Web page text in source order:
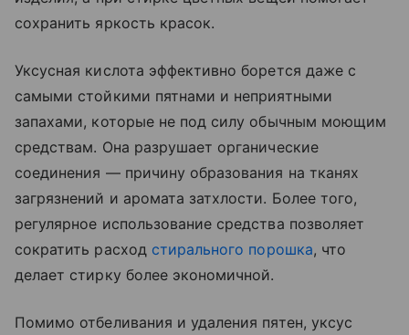
сохранить яркость красок.
Уксусная кислота эффективно борется даже с
самыми стойкими пятнами и неприятными
запахами, которые не под силу обычным моющим
средствам. Она разрушает органические
соединения — причину образования на тканях
загрязнений и аромата затхлости. Более того,
регулярное использование средства позволяет
сократить расход стирального порошка, что
делает стирку более экономичной.
Помимо отбеливания и удаления пятен, уксус